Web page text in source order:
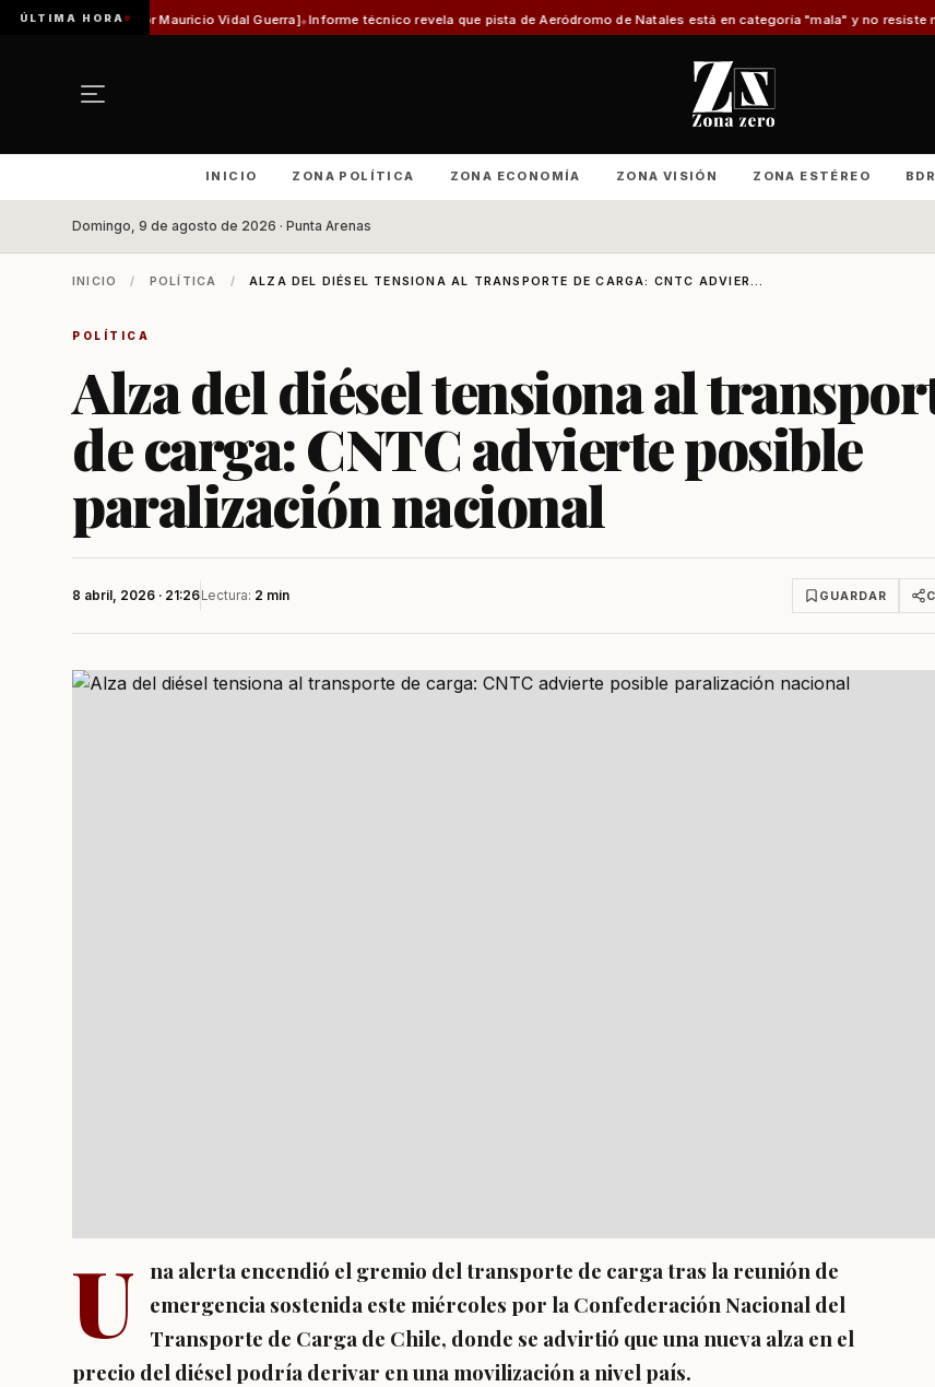
ÚLTIMA HORA
[Por Mauricio Vidal Guerra] Informe técnico revela que pista de Aeródromo de Natales está en categoría "mala" y no resiste más reparaciones
INICIO ZONA POLÍTICA ZONA ECONOMÍA ZONA VISIÓN ZONA ESTÉREO BDR
Domingo, 9 de agosto de 2026 · Punta Arenas
INICIO / POLÍTICA / ALZA DEL DIÉSEL TENSIONA AL TRANSPORTE DE CARGA: CNTC ADVIER...
POLÍTICA
Alza del diésel tensiona al
de carga: CNTC advierte posible
paralización nacional
8 abril, 2026 · 21:26Lectura: 2 min GUARDAR
U
na alerta encendió el gremio del transporte de carga tras la reunión de
emergencia sostenida este miércoles por la Confederación Nacional del
Transporte de Carga de Chile, donde se advirtió que una nueva alza en el
precio del diésel podría derivar en una movilización a nivel país.